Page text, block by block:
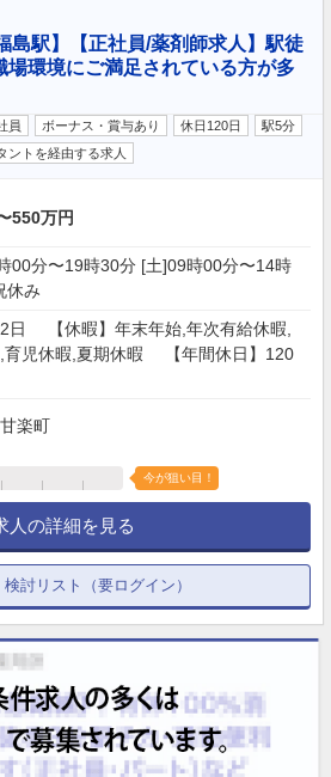
島駅】【正社員/薬剤師求人】駅徒
場環境にご満足されている方が多
員 ボーナス・賞与あり 休日120日
駅5分
ントを経由する求人
550万円
00分〜19時30分 [土]09時00分〜14時
休み
2日 【休暇】年末年始,年次有給休暇,
,育児休暇,夏期休暇 【年間休日】120
楽町
今が狙い目！
人の詳細を見る
検討リスト（要ログイン）